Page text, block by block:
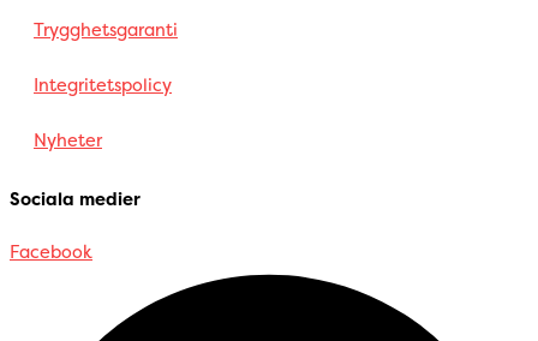
Trygghetsgaranti
Integritetspolicy
Nyheter
Sociala medier
Facebook